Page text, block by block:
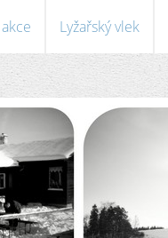
Lyžařský vlek